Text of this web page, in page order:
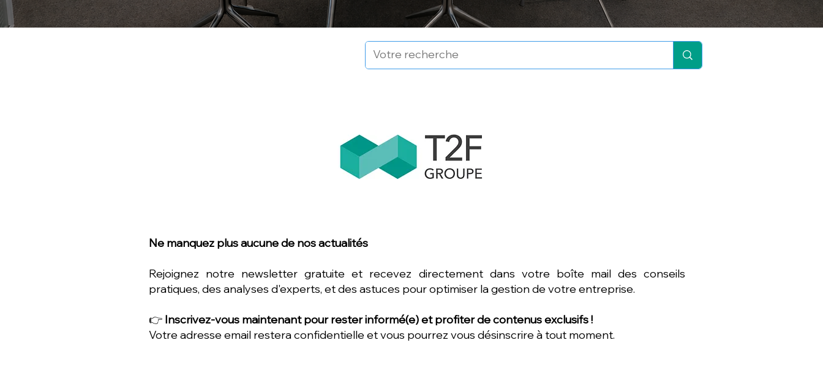
Ne manquez plus aucune de nos actualités
Rejoignez notre newsletter gratuite et recevez directement dans votre boîte mail des conseils
pratiques, des analyses d'experts, et des astuces pour optimiser la gestion de votre entreprise.
👉 Inscrivez-vous maintenant pour rester informé(e) et profiter de contenus exclusifs !
Votre adresse email restera confidentielle et vous pourrez vous désinscrire à tout moment.